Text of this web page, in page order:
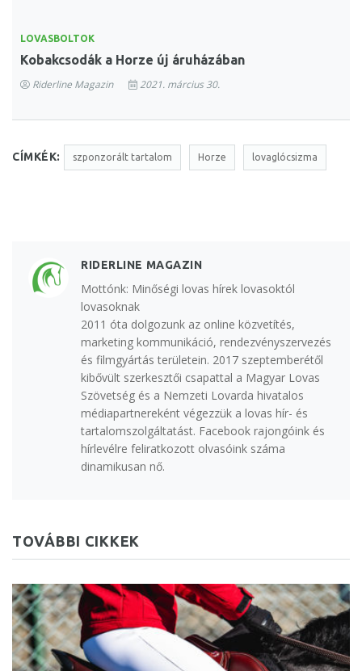
LOVASBOLTOK
Kobakcsodák a Horze új áruházában
Riderline Magazin 2021. március 30.
CÍMKÉK: szponzorált tartalom Horze lovaglócsizma
RIDERLINE MAGAZIN
Mottónk: Minőségi lovas hírek lovasoktól
lovasoknak
2011 óta dolgozunk az online közvetítés,
marketing kommunikáció, rendezvényszervezés
és filmgyártás területein. 2017 szeptemberétől
kibővült szerkesztői csapattal a Magyar Lovas
Szövetség és a Nemzeti Lovarda hivatalos
médiapartnereként végezzük a lovas hír- és
tartalomszolgáltatást. Facebook rajongóink és
hírlevélre feliratkozott olvasóink száma
dinamikusan nő.
TOVÁBBI CIKKEK